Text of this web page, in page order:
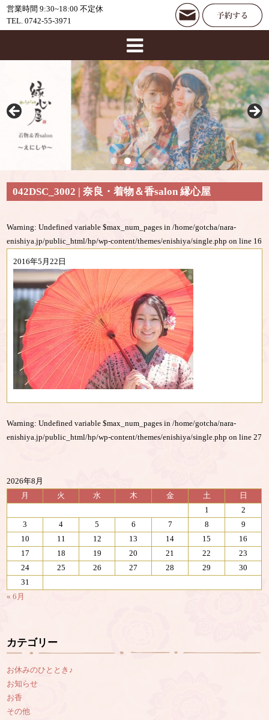
営業時間 9:30~18:00 不定休
TEL. 0742-55-3971
042DSC_3002 | 奈良・着物＆香salon 縁心屋
Warning: Undefined variable $max_num_pages in/home/gotcha/nara-
enishiya.jp/public_html/hp/wp-content/themes/enishiya/single.php on line 16
2016年5月22日
Warning: Undefined variable $max_num_pages in/home/gotcha/nara-
enishiya.jp/public_html/hp/wp-content/themes/enishiya/single.php on line27
2026年8月
月
火 水 木 金 土
日
1
2
3
4 5 6 7 8
9
10
11 12 13 14 15
16
17
18 19 20 21 22
23
24
25 26 27 28 29
30
31
« 6月
カテゴリー
お休みのひととき♪
お知らせ
お香
その他